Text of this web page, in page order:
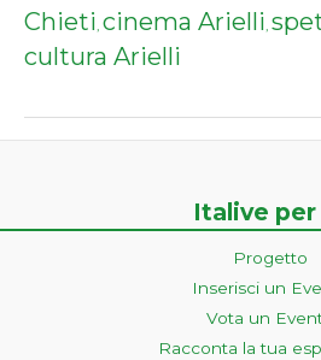
Chieti, cinema Arielli,
cultura Arielli
Italive
Progetto
Inserisci un
Vota un
Racconta la tua